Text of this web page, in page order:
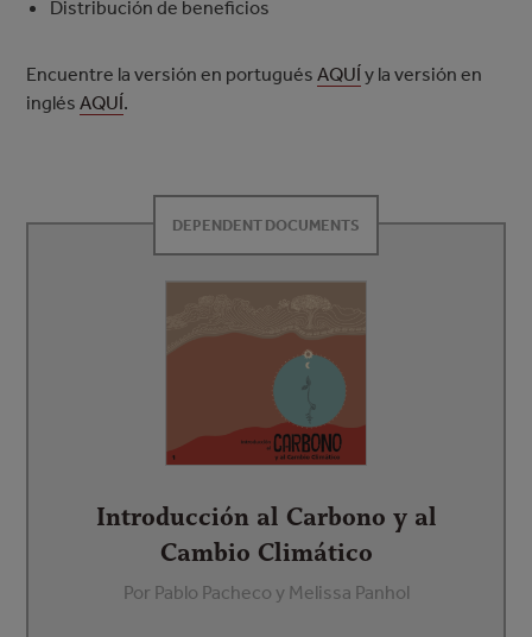
Distribución de beneficios
Encuentre la versión en portuguésAQUÍ y la versión en
inglésAQUÍ.
DEPENDENT DOCUMENTS
Introducción al Carbono y al
Cambio Climático
Por Pablo Pacheco y Melissa Panhol